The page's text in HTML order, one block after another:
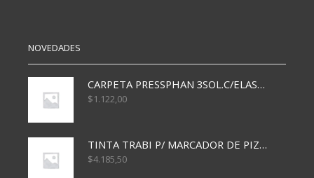
NOVEDADES
CARPETA PRESSPHAN 3SOL.C/ELAST MARRON A4 P01A
$1.122,00
TINTA TRABI P/ MARCADOR DE PIZARRA x30ml AZUL
$4.185,50